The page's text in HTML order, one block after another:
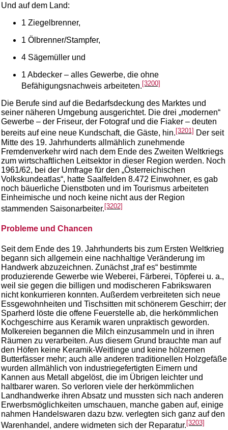
Und auf dem Land:
1 Ziegelbrenner,
1 Ölbrenner/Stampfer,
4 Sägemüller und
1 Abdecker – alles Gewerbe, die ohne
Befähigungsnachweis arbeiteten. [3200]
Die Berufe sind auf die Bedarfsdeckung des Marktes und
seiner näheren Umgebung ausgerichtet. Die drei „modernen“
Gewerbe – der Friseur, der Fotograf und die Fiaker – deuten
bereits auf eine neue Kundschaft, die Gäste, hin.[3201] Der seit
Mitte des 19. Jahrhunderts allmählich zunehmende
Fremdenverkehr wird nach dem Ende des Zweiten Weltkriegs
zum wirtschaftlichen Leitsektor in dieser Region werden. Noch
1961/62, bei der Umfrage für den „Österreichischen
Volkskundeatlas“, hatte Saalfelden 8.472 Einwohner, es gab
noch bäuerliche Dienstboten und im Tourismus arbeiteten
Einheimische und noch keine nicht aus der Region
stammenden Saisonarbeiter.[3202]
Probleme und Chancen
Seit dem Ende des 19. Jahrhunderts bis zum Ersten Weltkrieg
begann sich allgemein eine nachhaltige Veränderung im
Handwerk abzuzeichnen. Zunächst „traf es“ bestimmte
produzierende Gewerbe wie Weberei, Färberei, Töpferei u. a.,
weil sie gegen die billigen und modischeren Fabrikswaren
nicht konkurrieren konnten. Außerdem verbreiteten sich neue
Essgewohnheiten und Tischsitten mit schönerem Geschirr; der
Sparherd löste die offene Feuerstelle ab, die herkömmlichen
Kochgeschirre aus Keramik waren unpraktisch geworden.
Molkereien begannen die Milch einzusammeln und in ihren
Räumen zu verarbeiten. Aus diesem Grund brauchte man auf
den Höfen keine Keramik-Weitlinge und keine hölzernen
Butterfässer mehr; auch alle anderen traditionellen Holzgefäße
wurden allmählich von industriegefertigten Eimern und
Kannen aus Metall abgelöst, die im Übrigen leichter und
haltbarer waren. So verloren viele der herkömmlichen
Landhandwerke ihren Absatz und mussten sich nach anderen
Erwerbsmöglichkeiten umschauen, manche gaben auf, einige
nahmen Handelswaren dazu bzw. verlegten sich ganz auf den
Warenhandel, andere widmeten sich der Reparatur.[3203]